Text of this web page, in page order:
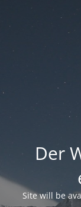
Der
Site will be